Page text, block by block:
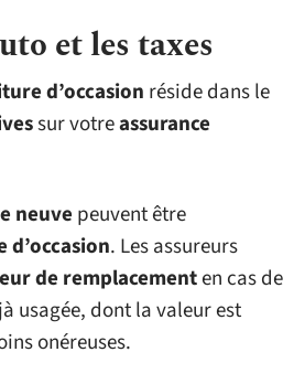
et les taxes
d’occasion réside dans le
sur votreassurance
neuve peuvent être
. Les assureurs
de remplacementen cas de
usagée, dont la valeur est
onéreuses.